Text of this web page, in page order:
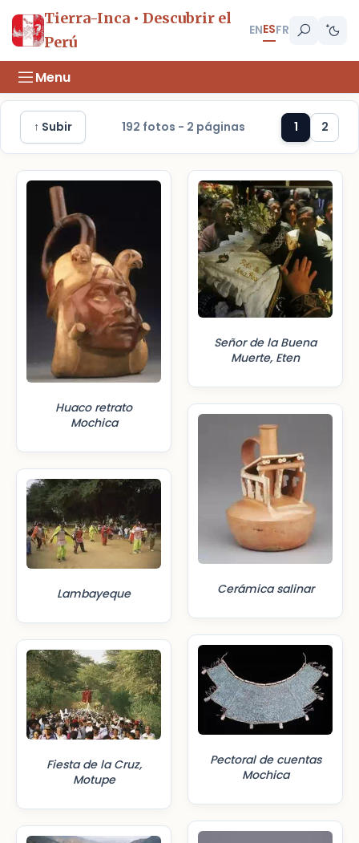
Tierra-Inca • Descubrir el
Perú
ENESFR
Menu
↑ Subir 192 fotos - 2 páginas 1 2
Huaco retrato
Mochica
Lambayeque
Fiesta de la Cruz,
Motupe
Señor de la Buena
Muerte, Eten
Cerámica salinar
Pectoral de cuentas
Mochica